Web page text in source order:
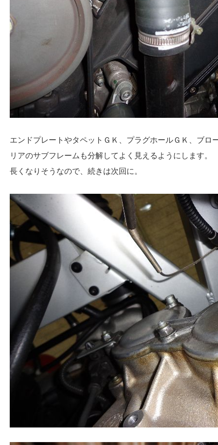
エンドプレートやタペットＧＫ、プラグホールＧＫ、ブロ
リアのサブフレームも分解してよく見えるようにします。
長くなりそうなので、続きは次回に。